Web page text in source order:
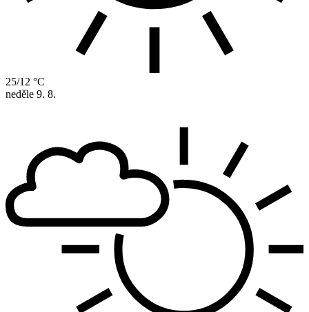
25/12 °C
neděle 9. 8.